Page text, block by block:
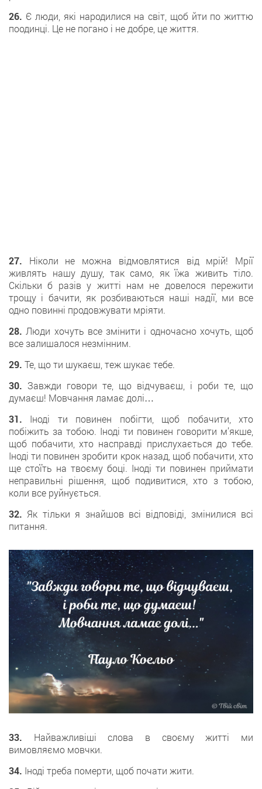
26. Є люди, які народилися на світ, щоб йти по життю
поодинці. Це не погано і не добре, це життя.
27. Ніколи не можна відмовлятися від мрій! Мрії
живлять нашу душу, так само, як їжа живить тіло.
Скільки б разів у житті нам не довелося пережити
трощу і бачити, як розбиваються наші надії, ми все
одно повинні продовжувати мріяти.
28. Люди хочуть все змінити і одночасно хочуть, щоб
все залишалося незмінним.
29. Те, що ти шукаєш, теж шукає тебе.
30. Завжди говори те, що відчуваєш, і роби те, що
думаєш! Мовчання ламає долі…
31. Іноді ти повинен побігти, щоб побачити, хто
побіжить за тобою. Іноді ти повинен говорити м’якше,
щоб побачити, хто насправді прислухається до тебе.
Іноді ти повинен зробити крок назад, щоб побачити, хто
ще стоїть на твоєму боці. Іноді ти повинен приймати
неправильні рішення, щоб подивитися, хто з тобою,
коли все руйнується.
32. Як тільки я знайшов всі відповіді, змінилися всі
питання.
33. Найважливіші слова в своєму житті ми
вимовляємо мовчки.
34. Іноді треба померти, щоб почати жити.